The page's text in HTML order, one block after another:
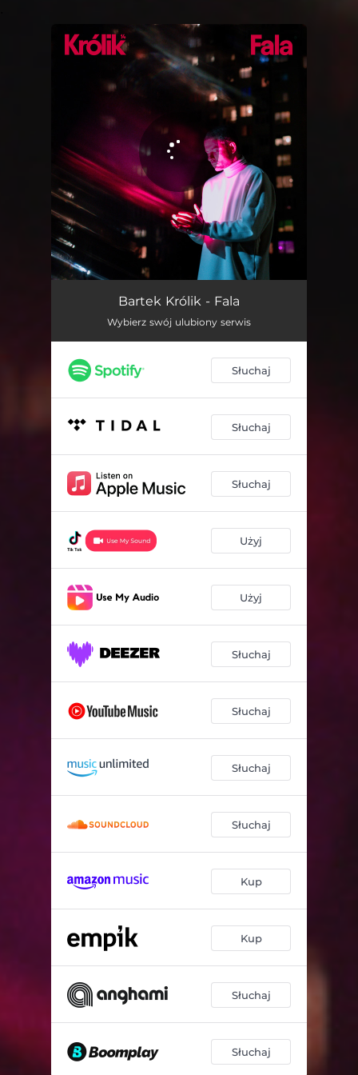
You're all set!
Bartek Królik - Fala
Wybierz swój ulubiony serwis
Słuchaj
Słuchaj
Słuchaj
Użyj
Użyj
Słuchaj
Słuchaj
Słuchaj
Słuchaj
Kup
Kup
Słuchaj
Słuchaj